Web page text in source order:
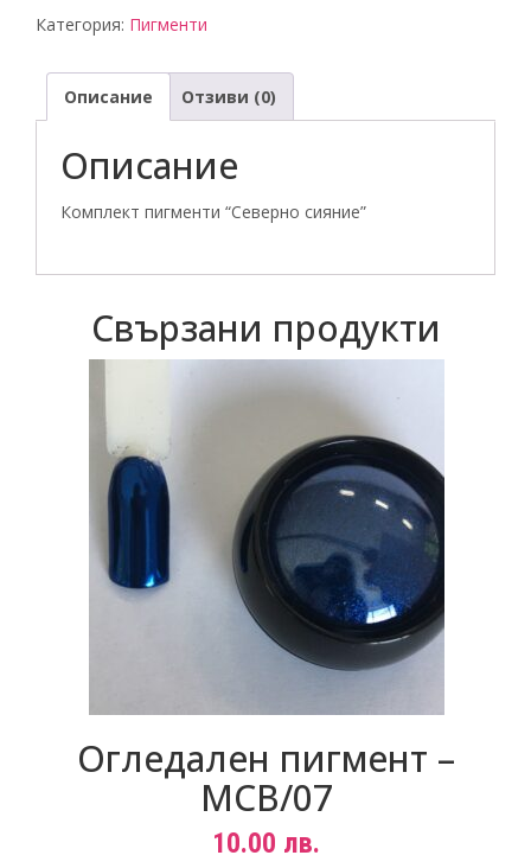
пигменти
"Северно
сияние"
Категория: Пигменти
Описание Отзиви (0)
Описание
Комплект пигменти “Северно сияние”
Свързани продукти
Огледален пигмент –
MCB/07
10.00 лв.